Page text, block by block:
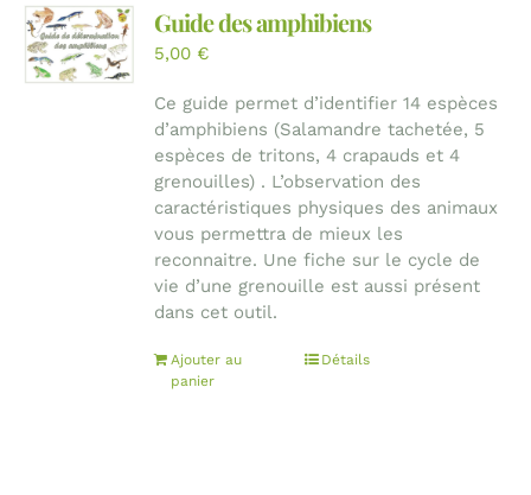
Guide des amphibiens
5,00 €
Ce guide permet d’identifier 14 espèces
d’amphibiens (Salamandre tachetée, 5
espèces de tritons, 4 crapauds et 4
grenouilles) . L’observation des
caractéristiques physiques des animaux
vous permettra de mieux les
reconnaitre. Une fiche sur le cycle de
vie d’une grenouille est aussi présent
dans cet outil.
Ajouter au
panier
Détails